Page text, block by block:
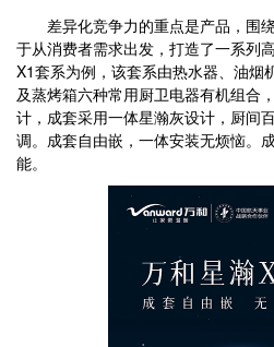
差异化竞争力的重点是产品，围
于从消费者需求出发，打造了一系列
X1套系为例，该套系由热水器、油烟
及蒸烤箱六种常用厨卫电器有机组合
计，成套采用一体星瀚灰设计，厨间
调。成套自由嵌，一体安装无烦恼。
能。